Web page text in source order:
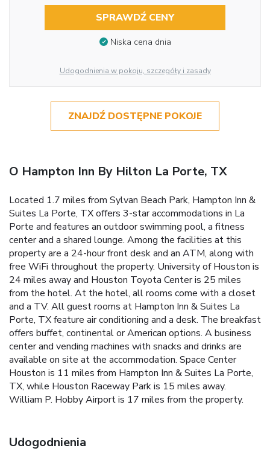
SPRAWDŹ CENY
Niska cena dnia
Udogodnienia w pokoju, szczegóły i zasady
ZNAJDŹ DOSTĘPNE POKOJE
O Hampton Inn By Hilton La Porte, TX
Located 1.7 miles from Sylvan Beach Park, Hampton Inn &
Suites La Porte, TX offers 3-star accommodations in La
Porte and features an outdoor swimming pool, a fitness
center and a shared lounge. Among the facilities at this
property are a 24-hour front desk and an ATM, along with
free WiFi throughout the property. University of Houston is
24 miles away and Houston Toyota Center is 25 miles
from the hotel. At the hotel, all rooms come with a closet
and a TV. All guest rooms at Hampton Inn & Suites La
Porte, TX feature air conditioning and a desk. The breakfast
offers buffet, continental or American options. A business
center and vending machines with snacks and drinks are
available on site at the accommodation. Space Center
Houston is 11 miles from Hampton Inn & Suites La Porte,
TX, while Houston Raceway Park is 15 miles away.
William P. Hobby Airport is 17 miles from the property.
Udogodnienia